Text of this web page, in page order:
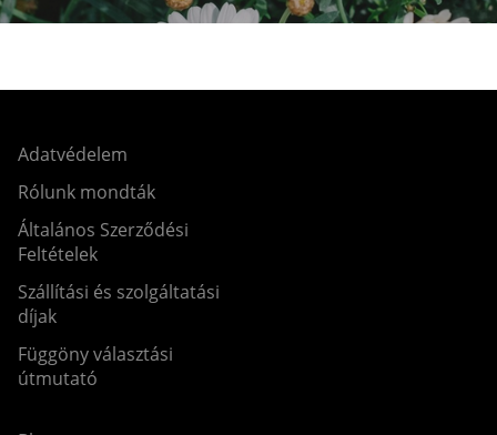
Adatvédelem
Rólunk mondták
Általános Szerződési
Feltételek
Szállítási és szolgáltatási
díjak
Függöny választási
útmutató